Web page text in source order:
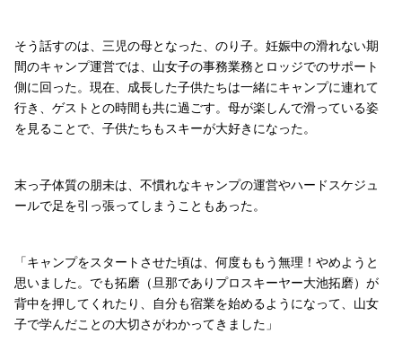
そう話すのは、三児の母となった、のり子。妊娠中の滑れない期
間のキャンプ運営では、山女子の事務業務とロッジでのサポート
側に回った。現在、成長した子供たちは一緒にキャンプに連れて
行き、ゲストとの時間も共に過ごす。母が楽しんで滑っている姿
を見ることで、子供たちもスキーが大好きになった。
末っ子体質の朋未は、不慣れなキャンプの運営やハードスケジュ
ールで足を引っ張ってしまうこともあった。
「キャンプをスタートさせた頃は、何度ももう無理！やめようと
思いました。でも拓磨（旦那でありプロスキーヤー大池拓磨）が
背中を押してくれたり、自分も宿業を始めるようになって、山女
子で学んだことの大切さがわかってきました」